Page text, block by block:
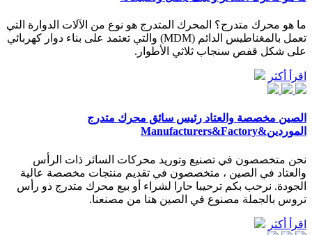
ما هو محرك متدرج؟ المحرك المتدرج هو نوع من الآلات الدوارة التي
تعمل بالمغناطيس الدائم (MDM) والتي تعتمد على بناء دوار كهربائي
على شكل قفص سنجاب ثلاثي الأطوار.
اقرأ أكثر
الصين مخصصة والعتاد رئيس سائق محرك متدرج
الموردين&Manufacturers&Factory
نحن متخصصون في تصنيع وتوريد محركات السائر ذات الرأس
والعتاد في الصين ، متخصصون في تقديم منتجات مخصصة عالية
الجودة. نرحب بكم ترحيبا حارا لشراء أو بيع محرك متدرج ذو رأس
تروس بالجملة مصنوع في الصين هنا من مصنعنا.
اقرأ أكثر